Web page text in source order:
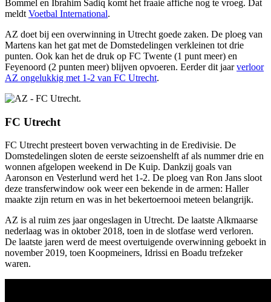
Bommel en Ibrahim Sadiq komt het fraaie affiche nog te vroeg. Dat
meldt Voetbal International.
AZ doet bij een overwinning in Utrecht goede zaken. De ploeg van
Martens kan het gat met de Domstedelingen verkleinen tot drie
punten. Ook kan het de druk op FC Twente (1 punt meer) en
Feyenoord (2 punten meer) blijven opvoeren. Eerder dit jaarverloor
AZ ongelukkig met 1-2 van FC Utrecht.
FC Utrecht
FC Utrecht presteert boven verwachting in de Eredivisie. De
Domstedelingen sloten de eerste seizoenshelft af als nummer drie en
wonnen afgelopen weekend in De Kuip. Dankzij goals van
Aaronson en Vesterlund werd het 1-2. De ploeg van Ron Jans sloot
deze transferwindow ook weer een bekende in de armen: Haller
maakte zijn return en was in het bekertoernooi meteen belangrijk.
AZ is al ruim zes jaar ongeslagen in Utrecht. De laatste Alkmaarse
nederlaag was in oktober 2018, toen in de slotfase werd verloren.
De laatste jaren werd de meest overtuigende overwinning geboekt in
november 2019, toen Koopmeiners, Idrissi en Boadu trefzeker
waren.